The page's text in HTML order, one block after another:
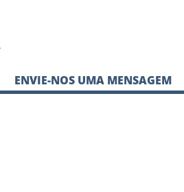
ENVIE-NOS UMA MENSAGEM